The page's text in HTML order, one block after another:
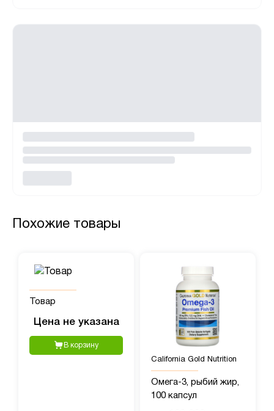
Похожие товары
Товар
Цена не указана
В корзину
California Gold Nutrition
Омега-3, рыбий жир,
100 капсул